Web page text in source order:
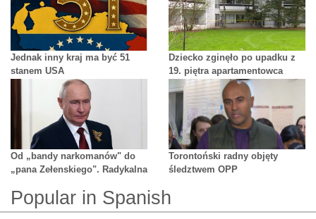
opiekowały, i przetrzymywania jego
brata.
Jednak inny kraj ma być 51
stanem USA
Dziecko zginęło po upadku z
19. piętra apartamentowca
Od „bandy narkomanów" do
„pana Zełenskiego". Radykalna
Torontoński radny objęty
śledztwem OPP
Popular in Spanish